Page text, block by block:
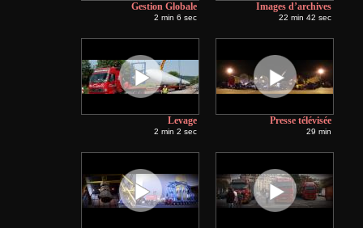
Gestion Globale
2 min 6 sec
Images d’archives
22 min 42 sec
Levage
2 min 2 sec
Presse télévisée
29 min